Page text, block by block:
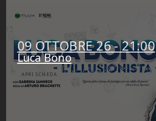
09 OTTOBRE 26 - 21:00
Luca Bono
APRI SCHEDA